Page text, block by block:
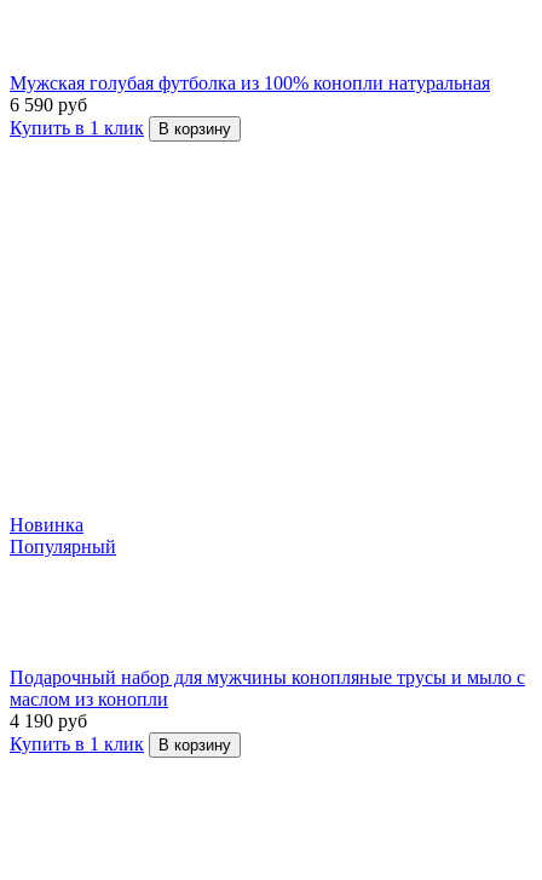
Мужская голубая футболка из 100% конопли натуральная
6 590 руб
Купить в 1 клик
В корзину
Новинка
Популярный
Подарочный набор для мужчины конопляные трусы и мыло с
маслом из конопли
4 190 руб
Купить в 1 клик
В корзину